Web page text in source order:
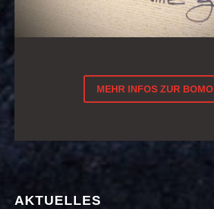
MEHR INFOS ZUR BOMO
AKTUELLES